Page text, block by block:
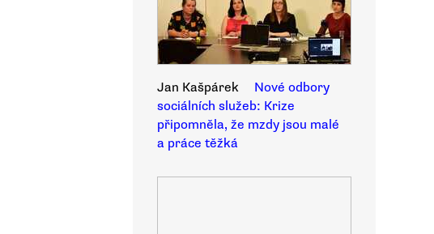
Jan Kašpárek
Nové odbory
sociálních služeb: Krize
připomněla, že mzdy jsou malé
a práce těžká